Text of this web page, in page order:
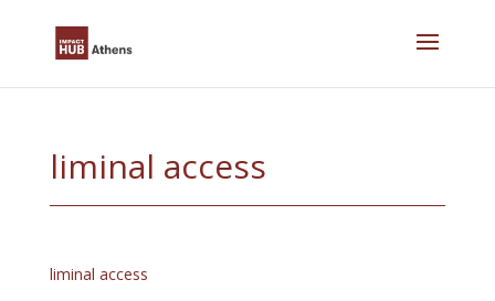
liminal access
liminal access